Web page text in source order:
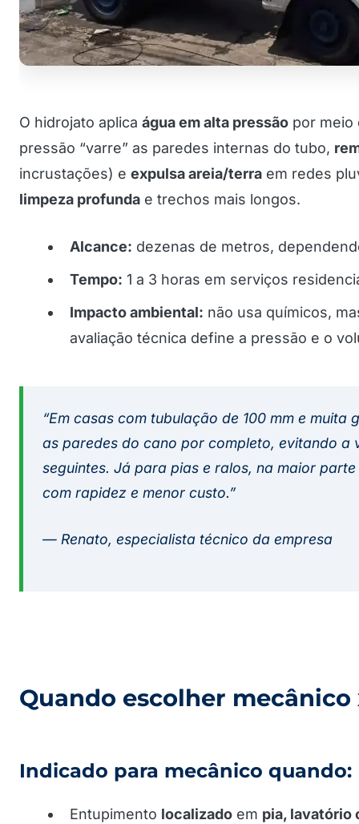
O hidrojato aplica água em alta pressão por meio
pressão “varre” as paredes internas do tubo,
incrustações) e expulsa areia/terra em redes
limpeza profunda e trechos mais longos.
Alcance: dezenas de metros,
Tempo: 1 a 3 horas em serviços
Impacto ambiental: não usa químicos,
avaliação técnica define a pressão e o
“Em casas com tubulação de 100 mm e
as paredes do cano por completo, evitando a
seguintes. Já para pias e ralos, na maior
com rapidez e menor custo.”
— Renato, especialista técnico da empresa
Quando escolher
Indicado para mecânico quando:
Entupimento localizado em pia, lavatório